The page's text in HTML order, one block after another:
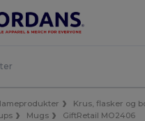
app
priser i appen!
Krus, flasker og
Mugs GiftRetail MO2406